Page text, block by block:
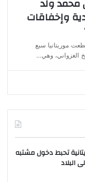
ولد
وإخفاقات
2019 وحتى فاتح أغسطس 2026، قطعت موريتانيا سبع
الغزواني، وهي…
تحبط دخول مشتبه
البلاد